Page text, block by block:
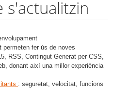
s'actualitzin
permeten fer ús de noves
RSS, Contingut Generat per CSS,
donant així una millor experiència
: seguretat, velocitat, funcions